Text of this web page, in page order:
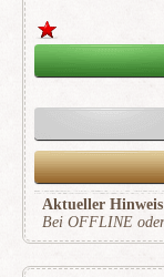
Aktueller
Bei OFFLINE